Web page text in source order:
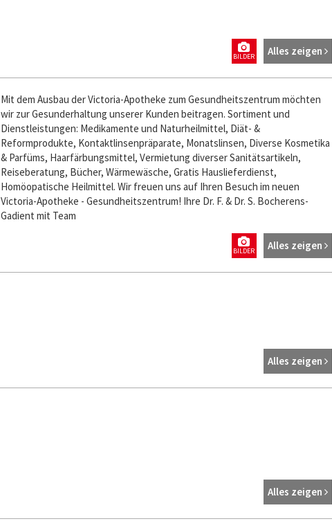
Alles zeigen
BILDER
Mit dem Ausbau der Victoria-Apotheke zum Gesundheitszentrum möchten
wir zur Gesunderhaltung unserer Kunden beitragen. Sortiment und
Dienstleistungen: Medikamente und Naturheilmittel, Diät- &
Reformprodukte, Kontaktlinsenpräparate, Monatslinsen, Diverse Kosmetika
& Parfüms, Haarfärbungsmittel, Vermietung diverser Sanitätsartikeln,
Reiseberatung, Bücher, Wärmewäsche, Gratis Hauslieferdienst,
Homöopatische Heilmittel. Wir freuen uns auf Ihren Besuch im neuen
Victoria-Apotheke - Gesundheitszentrum! Ihre Dr. F. & Dr. S. Bocherens-
Gadient mit Team
Alles zeigen
BILDER
Alles zeigen
Alles zeigen